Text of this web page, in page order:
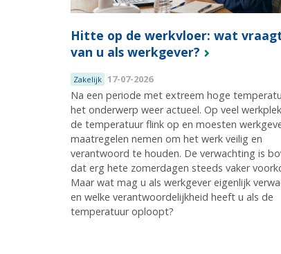
Hitte op de werkvloer: wat
van u als werkgever?
Zakelijk 17-07-2026
Na een periode met extreem hoge
het onderwerp weer actueel. Op veel
de temperatuur flink op en moesten
maatregelen nemen om het werk veilig en
verantwoord te houden. De verwachting is
dat erg hete zomerdagen steeds vaker
Maar wat mag u als werkgever eigenlijk
en welke verantwoordelijkheid heeft u als de
temperatuur oploopt?